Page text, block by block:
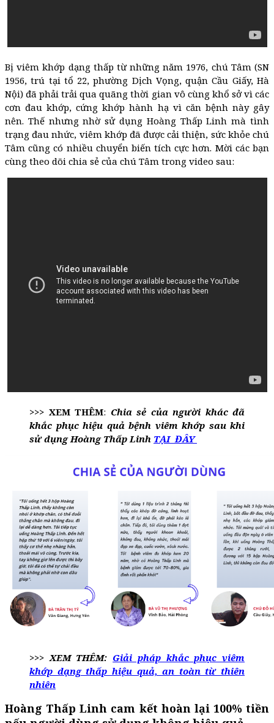
Bị viêm khớp dạng thấp từ những năm 1976, chú Tâm (SN
1956, trú tại tổ 22, phường Dịch Vọng, quận Cầu Giấy, Hà
Nội) đã phải trải qua quãng thời gian vô cùng khổ sở vì các
cơn đau khớp, cứng khớp hành hạ vì căn bệnh này gây
nên. Thế nhưng nhờ sử dụng Hoàng Thấp Linh mà tình
trạng đau nhức, viêm khớp đã được cải thiện, sức khỏe chú
Tâm cũng có nhiều chuyển biến tích cực hơn. Mời các bạn
cùng theo dõi chia sẻ của chú Tâm trong video sau:
>>> XEM THÊM: Chia sẻ của người khác đã
khắc phục hiệu quả bệnh viêm khớp sau khi
sử dụng Hoàng Thấp Linh TẠI ĐÂY
>>> XEM THÊM: Giải pháp khắc phục viêm
khớp dạng thấp hiệu quả, an toàn từ thiên
nhiên
Hoàng Thấp Linh cam kết hoàn lại 100% tiền